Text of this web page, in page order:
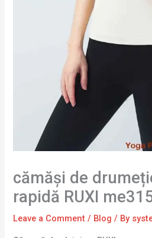
cămăși de
rapidă RUXI
Leave a Comment / Blog / By